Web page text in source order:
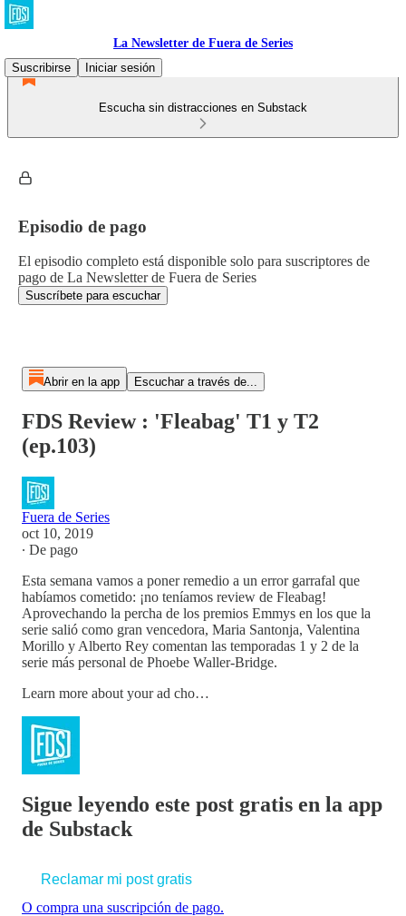
La Newsletter de Fuera de Series
Suscribirse
Iniciar sesión
Escucha sin distracciones en Substack
Episodio de pago
El episodio completo está disponible solo para suscriptores de
pago de La Newsletter de Fuera de Series
Suscríbete para escuchar
Abrir en la app Escuchar a través de...
FDS Review : 'Fleabag' T1 y T2
(ep.103)
Fuera de Series
oct 10, 2019
∙ De pago
Esta semana vamos a poner remedio a un error garrafal que
habíamos cometido: ¡no teníamos review de Fleabag!
Aprovechando la percha de los premios Emmys en los que la
serie salió como gran vencedora, Maria Santonja, Valentina
Morillo y Alberto Rey comentan las temporadas 1 y 2 de la
serie más personal de Phoebe Waller-Bridge.
Learn more about your ad cho…
Sigue leyendo este post gratis en la app
de Substack
Reclamar mi post gratis
O compra una suscripción de pago.